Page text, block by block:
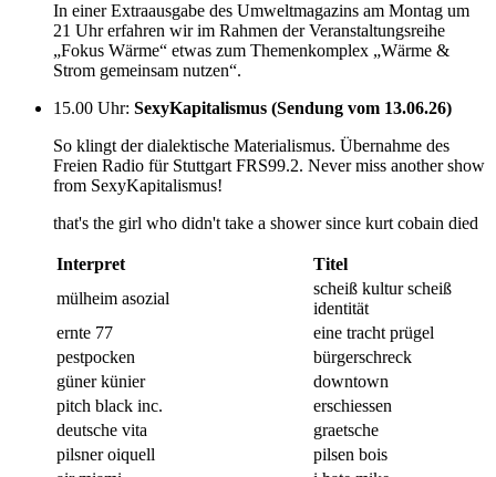
In einer Extraausgabe des Umweltmagazins am Montag um
21 Uhr erfahren wir im Rahmen der Veranstaltungsreihe
„Fokus Wärme“ etwas zum Themenkomplex „Wärme &
Strom gemeinsam nutzen“.
15.00 Uhr: SexyKapitalismus (Sendung vom 13.06.26)
So klingt der dialektische Materialismus. Übernahme des
Freien Radio für Stuttgart FRS99.2. Never miss another show
from SexyKapitalismus!
that's the girl who didn't take a shower since kurt cobain died
Interpret
Titel
mülheim asozial
scheiß kultur scheiß
identität
ernte 77
eine tracht prügel
pestpocken
bürgerschreck
güner künier
downtown
pitch black inc.
erschiessen
deutsche vita
graetsche
pilsner oiquell
pilsen bois